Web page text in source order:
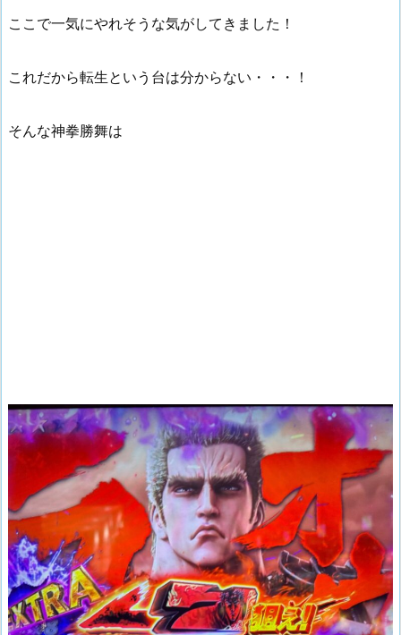
ここで一気にやれそうな気がしてきました！
これだから転生という台は分からない・・・！
そんな神拳勝舞は